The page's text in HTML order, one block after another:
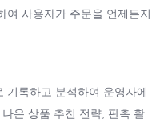
여 사용자가 주문을 언제든지
기록하고 분석하여 운영자에
은 상품 추천 전략, 판촉 활